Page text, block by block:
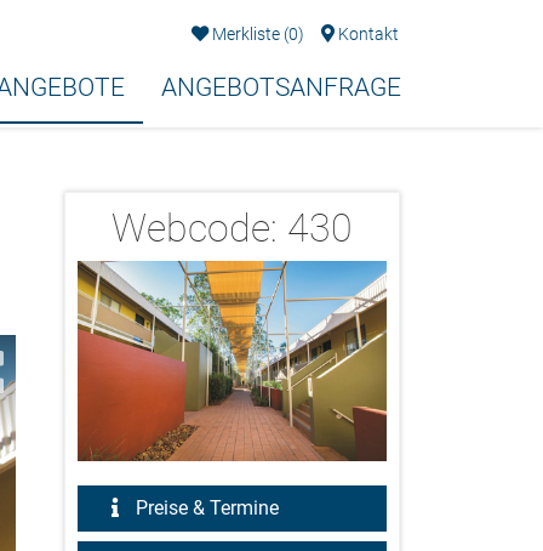
Merkliste (0) Kontakt
ANGEBOTSANFRAGE
Webcode: 430
Preise & Termine
2/13